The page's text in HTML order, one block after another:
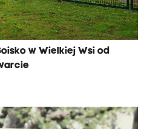
w Wielkiej Wsi od